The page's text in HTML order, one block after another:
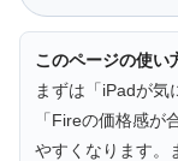
このページの使い
まずは「iPadが気
「Fireの価格感が
やすくなります。